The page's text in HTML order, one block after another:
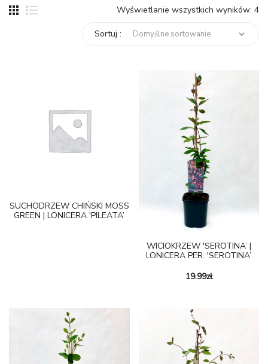
Wyświetlanie wszystkich wyników: 4
Sortuj :
SUCHODRZEW CHIŃSKI MOSS
GREEN | LONICERA 'PILEATA’
WICIOKRZEW 'SEROTINA’ |
LONICERA PER. 'SEROTINA’
19.99zł